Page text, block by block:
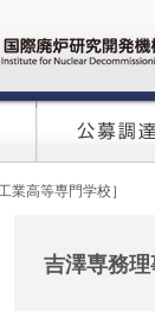
業高等専門学校］
吉澤専務理